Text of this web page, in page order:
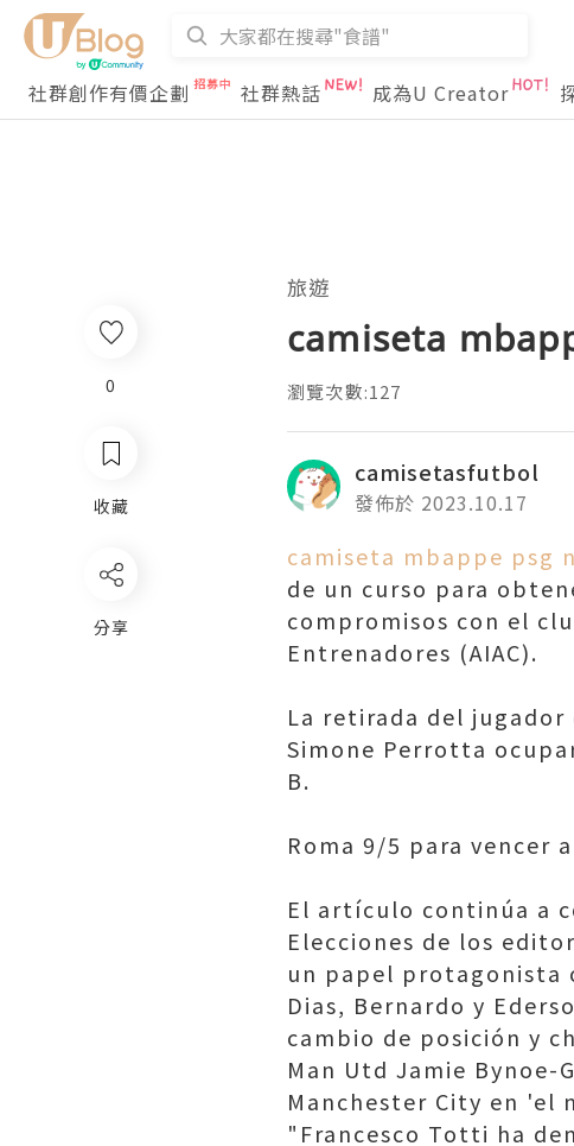
社群創作有價企劃 社群熱話 成為U Creator
旅遊
camiseta
瀏覽次數:127
camisetasfutbol
發佈於 2023.10.17
camiseta mbappe psg
de un curso para
compromisos con el
Entrenadores (AIAC).
La retirada del jugador
Simone Perrotta
B.
Roma 9/5 para vencer
El artículo continúa a
Elecciones de los
un papel protagonista
Dias, Bernardo y
cambio de posición y
Man Utd Jamie
Manchester City en 'el
"Francesco Totti ha
0
收藏
分享